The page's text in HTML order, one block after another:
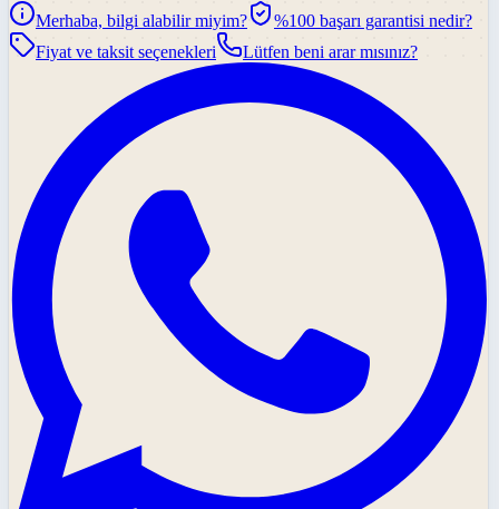
Merhaba, bilgi alabilir miyim?
%100 başarı garantisi nedir?
Fiyat ve taksit seçenekleri
Lütfen beni arar mısınız?